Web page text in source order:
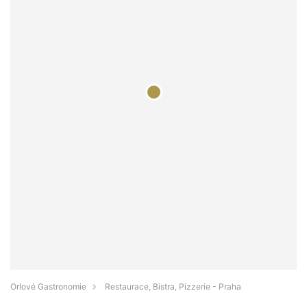
Orlové Gastronomie
Restaurace, Bistra, Pizzerie - Praha